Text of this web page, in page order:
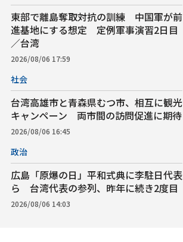
東部で離島奪取対抗の訓練 中国軍が前
進基地にする想定 定例軍事演習2日目
／台湾
2026/08/06 17:59
社会
台湾高雄市と青森県むつ市、相互に観光
キャンペーン 両市間の訪問促進に期待
2026/08/06 16:45
政治
広島「原爆の日」平和式典に李駐日代表
ら 台湾代表の参列、昨年に続き2度目
2026/08/06 14:03